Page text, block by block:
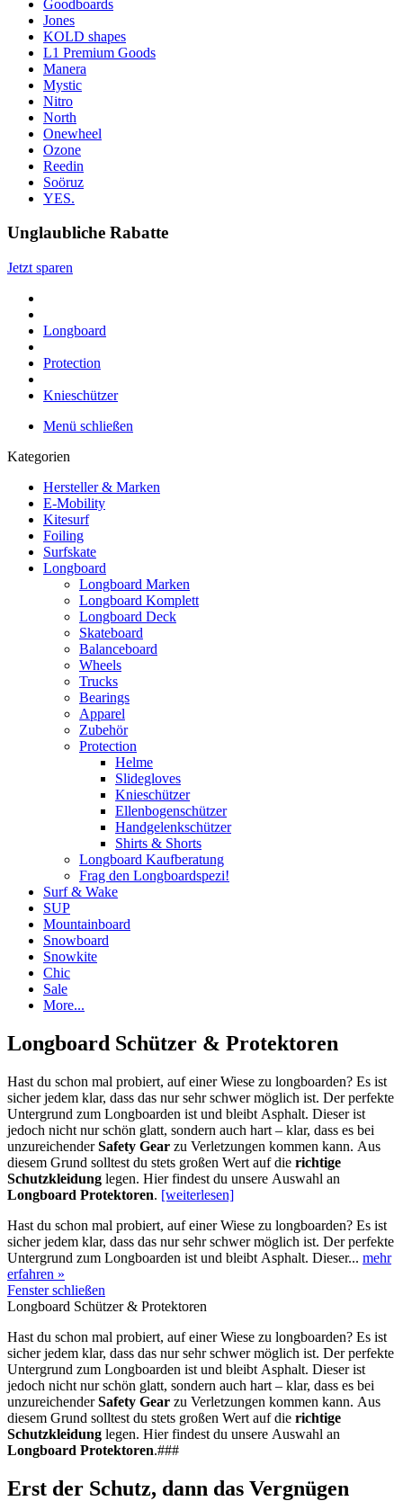
Goodboards
Jones
KOLD shapes
L1 Premium Goods
Manera
Mystic
Nitro
North
Onewheel
Ozone
Reedin
Soöruz
YES.
Unglaubliche Rabatte
Jetzt sparen
Longboard
Protection
Knieschützer
Menü schließen
Kategorien
Hersteller & Marken
E-Mobility
Kitesurf
Foiling
Surfskate
Longboard
Longboard Marken
Longboard Komplett
Longboard Deck
Skateboard
Balanceboard
Wheels
Trucks
Bearings
Apparel
Zubehör
Protection
Helme
Slidegloves
Knieschützer
Ellenbogenschützer
Handgelenkschützer
Shirts & Shorts
Longboard Kaufberatung
Frag den Longboardspezi!
Surf & Wake
SUP
Mountainboard
Snowboard
Snowkite
Chic
Sale
More...
Longboard Schützer & Protektoren
Hast du schon mal probiert, auf einer Wiese zu longboarden? Es ist
sicher jedem klar, dass das nur sehr schwer möglich ist. Der perfekte
Untergrund zum Longboarden ist und bleibt Asphalt. Dieser ist
jedoch nicht nur schön glatt, sondern auch hart – klar, dass es bei
unzureichenderSafety Gear zu Verletzungen kommen kann. Aus
diesem Grund solltest du stets großen Wert auf die richtige
Schutzkleidung legen. Hier findest du unsere Auswahl an
Longboard Protektoren. [weiterlesen]
Hast du schon mal probiert, auf einer Wiese zu longboarden? Es ist
sicher jedem klar, dass das nur sehr schwer möglich ist. Der perfekte
Untergrund zum Longboarden ist und bleibt Asphalt. Dieser... mehr
erfahren »
Fenster schließen
Longboard Schützer & Protektoren
Hast du schon mal probiert, auf einer Wiese zu longboarden? Es ist
sicher jedem klar, dass das nur sehr schwer möglich ist. Der perfekte
Untergrund zum Longboarden ist und bleibt Asphalt. Dieser ist
jedoch nicht nur schön glatt, sondern auch hart – klar, dass es bei
unzureichenderSafety Gear zu Verletzungen kommen kann. Aus
diesem Grund solltest du stets großen Wert auf die richtige
Schutzkleidung legen. Hier findest du unsere Auswahl an
Longboard Protektoren.###
Erst der Schutz, dann das Vergnügen